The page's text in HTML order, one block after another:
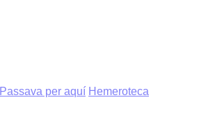
Passava per aquí Hemeroteca